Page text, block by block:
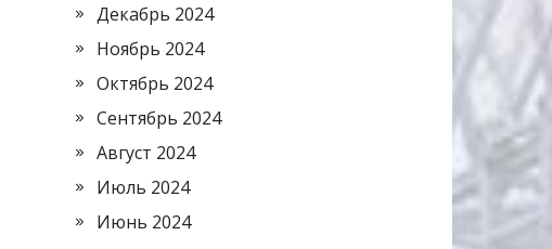
Декабрь 2024
Ноябрь 2024
Октябрь 2024
Сентябрь 2024
Август 2024
Июль 2024
Июнь 2024